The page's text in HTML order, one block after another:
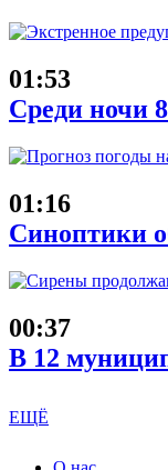
01:53
Среди ночи
01:16
Синоптики
00:37
В 12
ЕЩЁ